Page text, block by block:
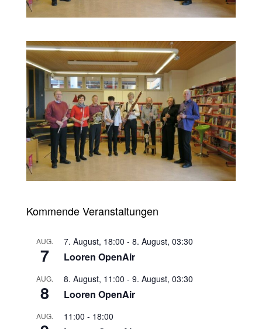
Kommende Veranstaltungen
AUG.
7
7. August, 18:00 - 8. August, 03:30
Looren OpenAir
AUG.
8
8. August, 11:00 - 9. August, 03:30
Looren OpenAir
AUG. 11:00 - 18:00